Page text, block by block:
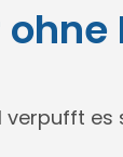
verpufft es